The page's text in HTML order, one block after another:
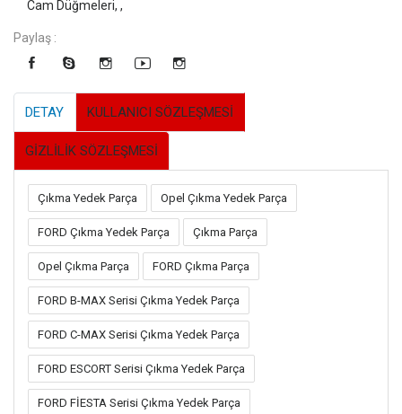
Cam Düğmeleri, ,
Paylaş :
DETAY KULLANICI SÖZLEŞMESİ
GİZLİLİK SÖZLEŞMESİ
Çıkma Yedek Parça Opel Çıkma Yedek Parça
FORD Çıkma Yedek Parça Çıkma Parça
Opel Çıkma Parça FORD Çıkma Parça
FORD B-MAX Serisi Çıkma Yedek Parça
FORD C-MAX Serisi Çıkma Yedek Parça
FORD ESCORT Serisi Çıkma Yedek Parça
FORD FİESTA Serisi Çıkma Yedek Parça